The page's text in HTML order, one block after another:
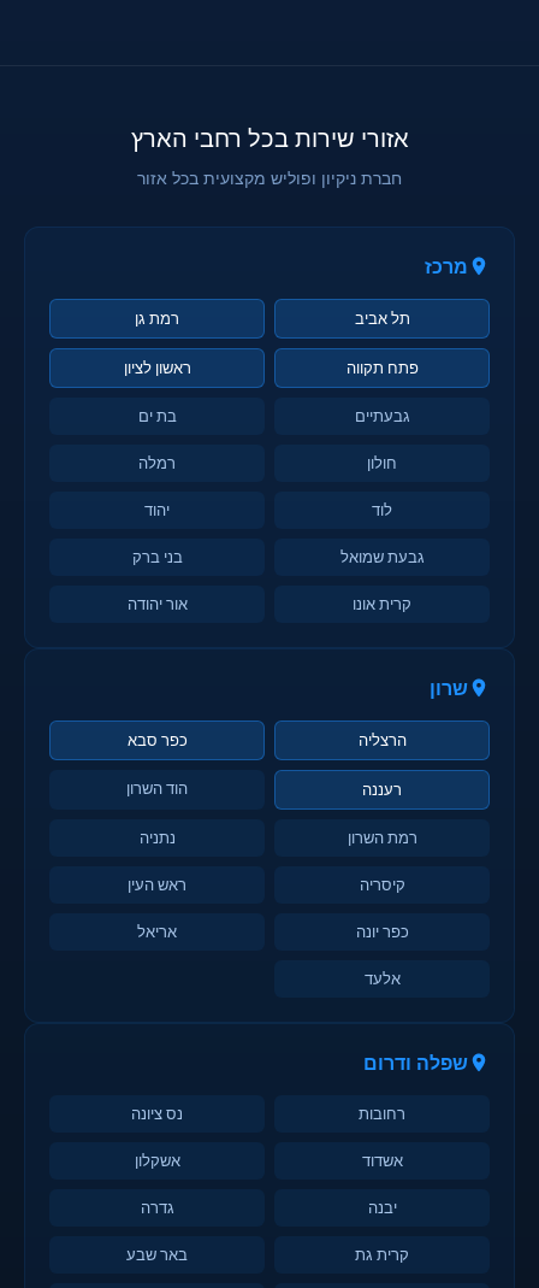
אזורי שירות בכל רחבי הארץ
חברת ניקיון ופוליש מקצועית בכל אזור
מרכז
תל אביב רמת גן
פתח תקווה ראשון לציון
גבעתיים בת ים
חולון רמלה
לוד יהוד
גבעת שמואל בני ברק
קרית אונו אור יהודה
שרון
הרצליה כפר סבא
רעננה הוד השרון
רמת השרון נתניה
קיסריה ראש העין
כפר יונה אריאל
אלעד
שפלה ודרום
רחובות נס ציונה
אשדוד אשקלון
יבנה גדרה
קרית גת באר שבע